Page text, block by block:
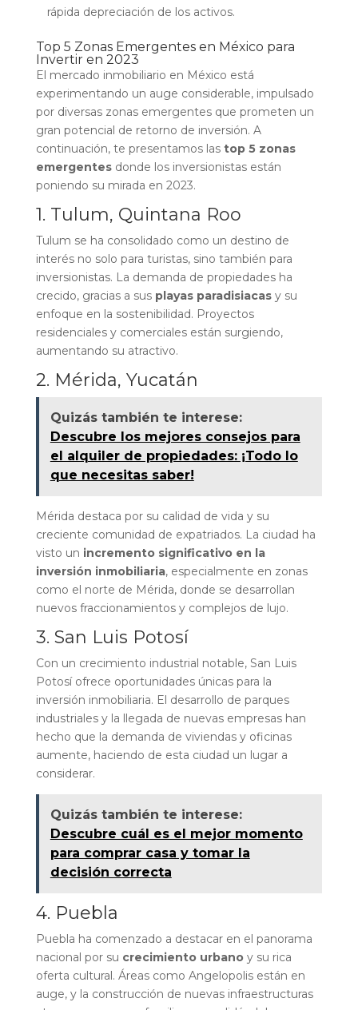
rápida depreciación de los activos.
Top 5 Zonas Emergentes en México para
Invertir en 2023
El mercado inmobiliario en México está
experimentando un auge considerable, impulsado
por diversas zonas emergentes que prometen un
gran potencial de retorno de inversión. A
continuación, te presentamos las top 5 zonas
emergentesdonde los inversionistas están
poniendo su mirada en 2023.
1. Tulum, Quintana Roo
Tulum se ha consolidado como un destino de
interés no solo para turistas, sino también para
inversionistas. La demanda de propiedades ha
crecido, gracias a sus playas paradisiacasy su
enfoque en la sostenibilidad. Proyectos
residenciales y comerciales están surgiendo,
aumentando su atractivo.
2. Mérida, Yucatán
Quizás también te interese:
Descubre los mejores consejos para
el alquiler de propiedades: ¡Todo lo
que necesitas saber!
Mérida destaca por su calidad de vida y su
creciente comunidad de expatriados. La ciudad ha
visto un incremento significativo en la
inversión inmobiliaria, especialmente en zonas
como el norte de Mérida, donde se desarrollan
nuevos fraccionamientos y complejos de lujo.
3. San Luis Potosí
Con un crecimiento industrial notable, San Luis
Potosí ofrece oportunidades únicas para la
inversión inmobiliaria. El desarrollo de parques
industriales y la llegada de nuevas empresas han
hecho que la demanda de viviendas y oficinas
aumente, haciendo de esta ciudad un lugar a
considerar.
Quizás también te interese:
Descubre cuál es el mejor momento
para comprar casa y tomar la
decisión correcta
4. Puebla
Puebla ha comenzado a destacar en el panorama
nacional por su crecimiento urbanoy su rica
oferta cultural. Áreas como Angelopolis están en
auge, y la construcción de nuevas infraestructuras